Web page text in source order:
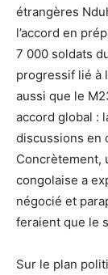
étrangères
l’accord en
7 000 soldats
progressif lié à
aussi que le
accord global :
discussions en
Concrètement,
congolaise a
négocié et
feraient que le
Sur le plan